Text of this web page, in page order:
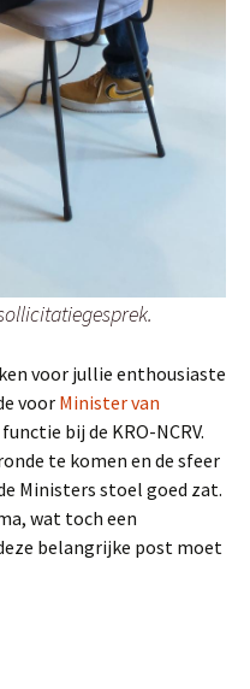
voor jullie enthousiaste
voor Minister van
bij de KRO-NCRV.
te komen en de sfeer
Ministers stoel goed zat.
wat toch een
belangrijke post moet